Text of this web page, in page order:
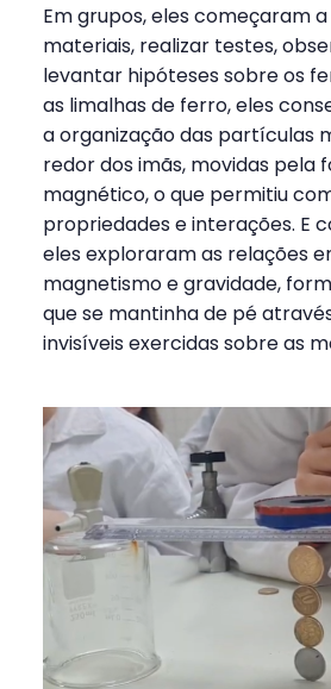
Em grupos, eles começaram
materiais, realizar testes,
levantar hipóteses sobre os
as limalhas de ferro, eles
a organização das partículas
redor dos imãs, movidas pela
magnético, o que permitiu
propriedades e interações. E
eles exploraram as relações
magnetismo e gravidade,
que se mantinha de pé
invisíveis exercidas sobre as